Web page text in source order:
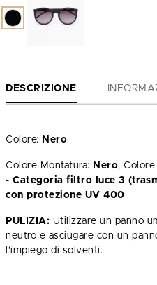
DESCRIZIONE
Colore: Nero
Colore Montatura: Nero;
- Categoria filtro luce 3
con protezione UV 400
PULIZIA: Utilizzare un panno
neutro e asciugare con un
l’impiego di solventi.